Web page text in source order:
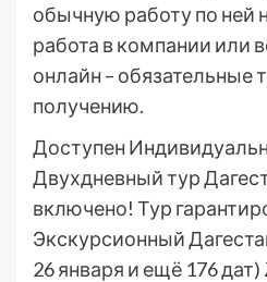
обычную работу по ней
работа в компании или
онлайн – обязательные
получению.
Доступен
Двухдневный тур
включено! Тур
Экскурсионный
26 января и ещё 176 дат)